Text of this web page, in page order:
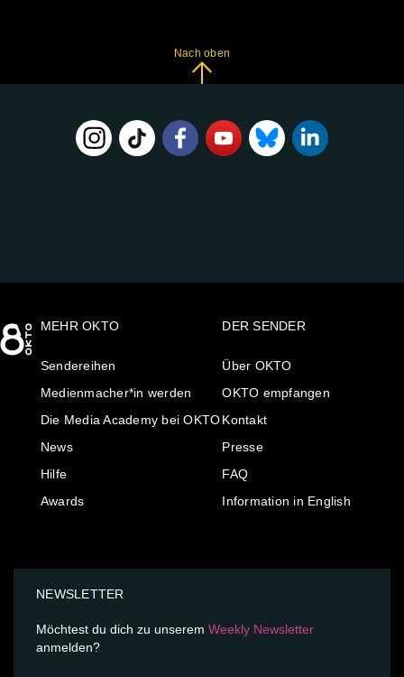
Nach oben
MEHR OKTO
Sendereihen
Medienmacher*in werden
Die Media Academy bei OKTO
News
Hilfe
Awards
DER SENDER
Über OKTO
OKTO empfangen
Kontakt
Presse
FAQ
Information in English
NEWSLETTER
Möchtest du dich zu unserem Weekly Newsletter
anmelden?